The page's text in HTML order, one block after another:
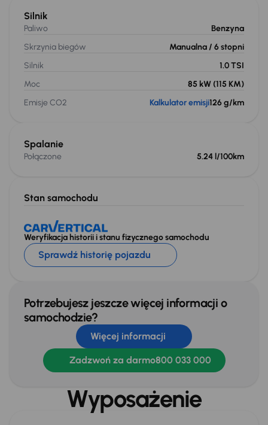
Stan samochodu
Weryfikacja historii i stanu fizycznego samochodu
Sprawdź historię pojazdu
Silnik
Paliwo
Benzyna
Skrzynia biegów
Manualna / 6 stopni
Silnik
1.0 TSI
Moc
85 kW (115 KM)
Emisje CO2
Kalkulator emisji126 g/km
Spalanie
Połączone 5.24 l/100km
Potrzebujesz jeszcze więcej informacji o
samochodzie?
Więcej informacji
Zadzwoń za darmo800 033 000
Wyposażenie